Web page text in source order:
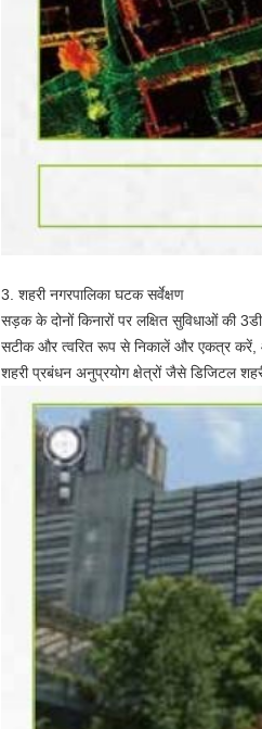
3. शहरी नगरपालिका घटक सर्वेक्षण
सड़क के दोनों किनारों पर लक्षित सुविधाओं की
सटीक और त्वरित रूप से निकालें और एकत्र करें,
शहरी प्रबंधन अनुप्रयोग क्षेत्रों जैसे डिजिटल